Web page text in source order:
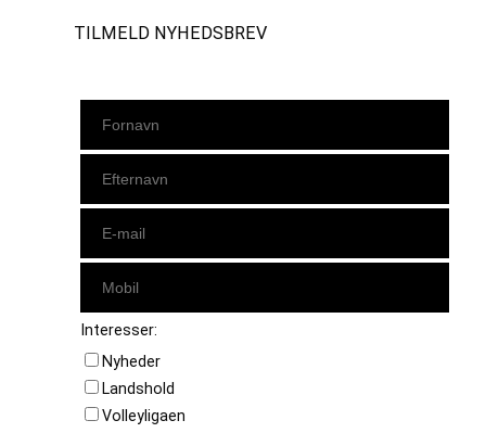
TILMELD NYHEDSBREV
Interesser:
Nyheder
Landshold
Volleyligaen